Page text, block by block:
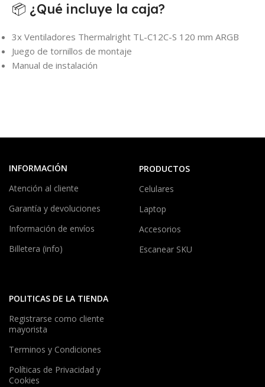
📦 ¿Qué incluye la caja?
3x Ventiladores Thermalright TL-C12C-S 120 mm ARGB
Juego de tornillos de montaje
Manual de instalación
INFORMACIÓN
Atención al cliente
Garantía y devoluciones
Información de envíos
Billetera (info)
PRODUCTOS
Celulares
Laptop
Accesorios
Escanear SKU
POLITICAS DE LA TIENDA
Registrarse como cliente
mayorista
Terminos y Condiciones
Políticas de Privacidad y
Cookies